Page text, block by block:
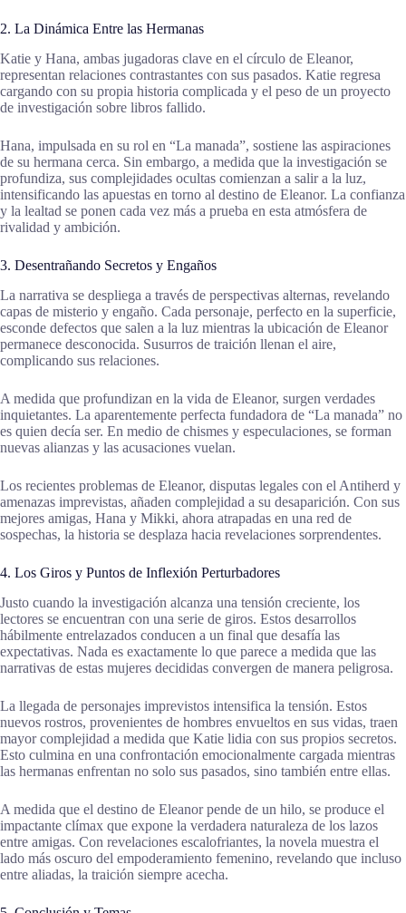
2. La Dinámica Entre las Hermanas
Katie y Hana, ambas jugadoras clave en el círculo de Eleanor,
representan relaciones contrastantes con sus pasados. Katie regresa
cargando con su propia historia complicada y el peso de un proyecto
de investigación sobre libros fallido.
Hana, impulsada en su rol en “La manada”, sostiene las aspiraciones
de su hermana cerca. Sin embargo, a medida que la investigación se
profundiza, sus complejidades ocultas comienzan a salir a la luz,
intensificando las apuestas en torno al destino de Eleanor. La confianza
y la lealtad se ponen cada vez más a prueba en esta atmósfera de
rivalidad y ambición.
3. Desentrañando Secretos y Engaños
La narrativa se despliega a través de perspectivas alternas, revelando
capas de misterio y engaño. Cada personaje, perfecto en la superficie,
esconde defectos que salen a la luz mientras la ubicación de Eleanor
permanece desconocida. Susurros de traición llenan el aire,
complicando sus relaciones.
A medida que profundizan en la vida de Eleanor, surgen verdades
inquietantes. La aparentemente perfecta fundadora de “La manada” no
es quien decía ser. En medio de chismes y especulaciones, se forman
nuevas alianzas y las acusaciones vuelan.
Los recientes problemas de Eleanor, disputas legales con el Antiherd y
amenazas imprevistas, añaden complejidad a su desaparición. Con sus
mejores amigas, Hana y Mikki, ahora atrapadas en una red de
sospechas, la historia se desplaza hacia revelaciones sorprendentes.
4. Los Giros y Puntos de Inflexión Perturbadores
Justo cuando la investigación alcanza una tensión creciente, los
lectores se encuentran con una serie de giros. Estos desarrollos
hábilmente entrelazados conducen a un final que desafía las
expectativas. Nada es exactamente lo que parece a medida que las
narrativas de estas mujeres decididas convergen de manera peligrosa.
La llegada de personajes imprevistos intensifica la tensión. Estos
nuevos rostros, provenientes de hombres envueltos en sus vidas, traen
mayor complejidad a medida que Katie lidia con sus propios secretos.
Esto culmina en una confrontación emocionalmente cargada mientras
las hermanas enfrentan no solo sus pasados, sino también entre ellas.
A medida que el destino de Eleanor pende de un hilo, se produce el
impactante clímax que expone la verdadera naturaleza de los lazos
entre amigas. Con revelaciones escalofriantes, la novela muestra el
lado más oscuro del empoderamiento femenino, revelando que incluso
entre aliadas, la traición siempre acecha.